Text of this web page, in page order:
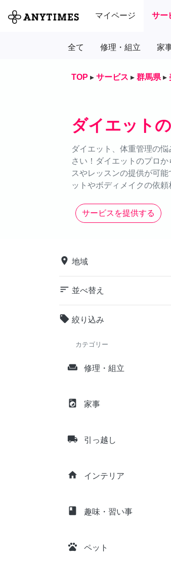
マイページ サー
全て 修理・組立 家
TOP ▸ サービス ▸ 群馬県 ▸
ダイエット
ダイエット、体重管理の
さい！ダイエットのプロ
スやレッスンの提供が可
ットやボディメイクの依頼
サービスを提供する
place 地域
sort 並べ替え
local_offer 絞り込み
カテゴリー
weekend 修理・組立
local_laundry_service 家事
local_shipping 引っ越し
home インテリア
class 趣味・習い事
pets ペット